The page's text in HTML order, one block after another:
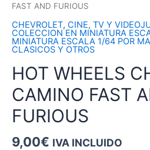
FAST AND FURIOUS
CHEVROLET, CINE, TV Y
COLECCION EN MINIATURA
MINIATURA ESCALA 1/64 POR
CLASICOS Y OTROS
HOT WHEELS
CAMINO FAST
FURIOUS
9,00€ IVA INCLUIDO